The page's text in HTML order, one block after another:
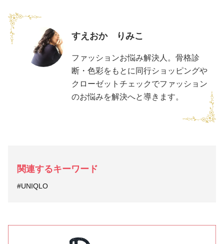
すえおか りみこ
ファッションお悩み解決人。骨格診
断・色彩をもとに同行ショッピングや
クローゼットチェックでファッション
のお悩みを解決へと導きます。
関連するキーワード
#UNIQLO